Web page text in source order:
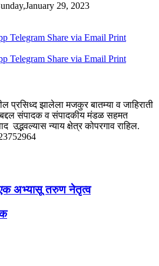
29, 2023
Telegram Share via Email Print
Telegram Share via Email Print
प्रसिध्द झालेला मजकुर बातम्या व जाहिराती
संपादक व संपादकीय मंडळ सहमत
न्याय क्षेत्र कोपरगाव राहिल.
एक अभ्यासू तरुण नेतृत्व